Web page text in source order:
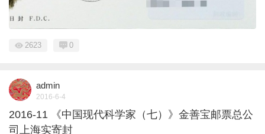
2623 0
admin
2016-6-4
2016-11 《中国现代科学家（七）》金善宝邮票总公
司上海实寄封